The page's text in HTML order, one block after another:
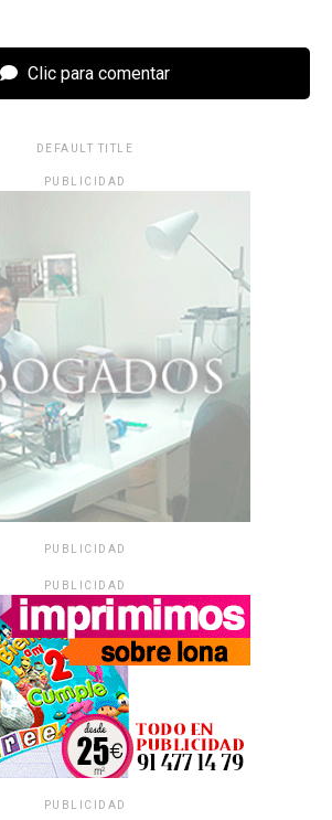
Clic para comentar
DEFAULT TITLE
PUBLICIDAD
PUBLICIDAD
PUBLICIDAD
PUBLICIDAD